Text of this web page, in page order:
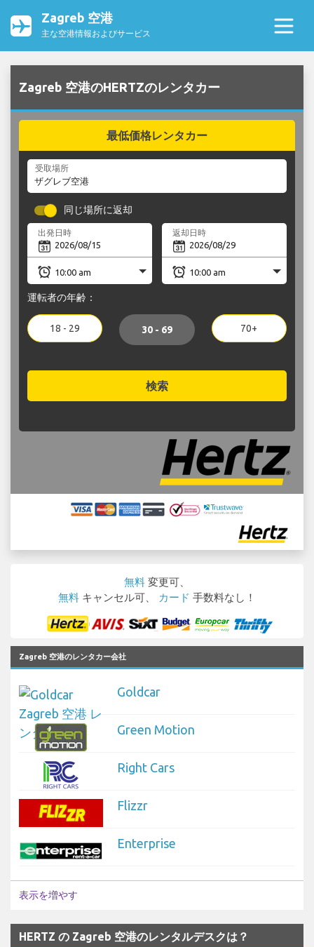
Zagreb 空港
主な空港情報およびサービス
Zagreb 空港のHERTZのレンタカー
最低価格レンタカー
受取場所
同じ場所に返却
出発日時 返却日時
運転者の年齢：
18 - 29 30 - 69 70+
検索
無料 変更可、
無料 キャンセル可、 カード 手数料なし！
Zagreb 空港のレンタカー会社
Goldcar
Green Motion
Right Cars
Flizzr
Enterprise
表示を増やす
HERTZ の Zagreb 空港のレンタルデスクは？